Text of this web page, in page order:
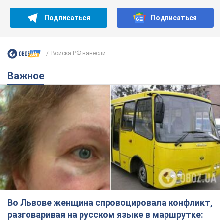
Подписаться Подписаться
Войска РФ нанесли...
Важное
Во Львове женщина спровоцировала конфликт,
разговаривая на русском языке в маршрутке: